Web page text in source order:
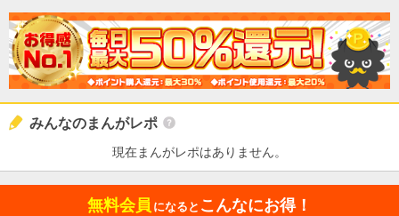
みんなのまんがレポ
現在まんがレポはありません。
無料会員 になると こんなにお得！